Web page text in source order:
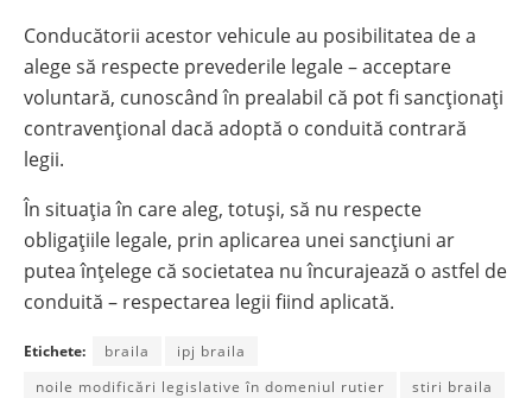
Conducătorii acestor vehicule au posibilitatea de a
alege să respecte prevederile legale – acceptare
voluntară, cunoscând în prealabil că pot fi sancționați
contravențional dacă adoptă o conduită contrară
legii.
În situația în care aleg, totuși, să nu respecte
obligațiile legale, prin aplicarea unei sancțiuni ar
putea înțelege că societatea nu încurajează o astfel de
conduită – respectarea legii fiind aplicată.
Etichete: braila
ipj braila
noile modificări legislative în domeniul rutier
stiri braila